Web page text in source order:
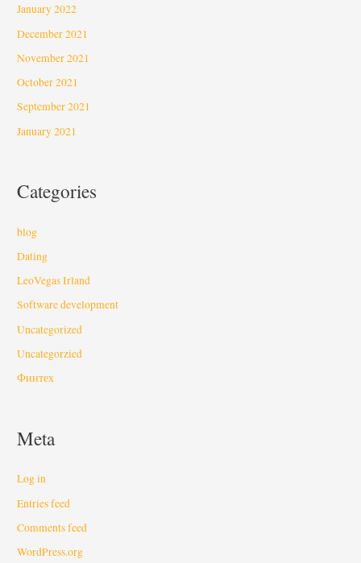
January 2022
December 2021
November 2021
October 2021
September 2021
January 2021
Categories
blog
Dating
LeoVegas Irland
Software development
Uncategorized
Uncategorzied
Финтех
Meta
Log in
Entries feed
Comments feed
WordPress.org